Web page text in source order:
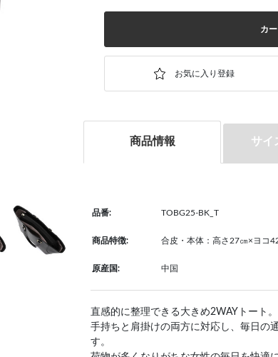
カ
商品情報 サイ
品番: TOBG25-BK_T
商品特徴: 合皮・本体：高さ27㎝×ヨコ
原産国: 中国
直感的に整理できる大きめ2WAYトート。
手持ちと肩掛けの両方に対応し、毎日の
す。